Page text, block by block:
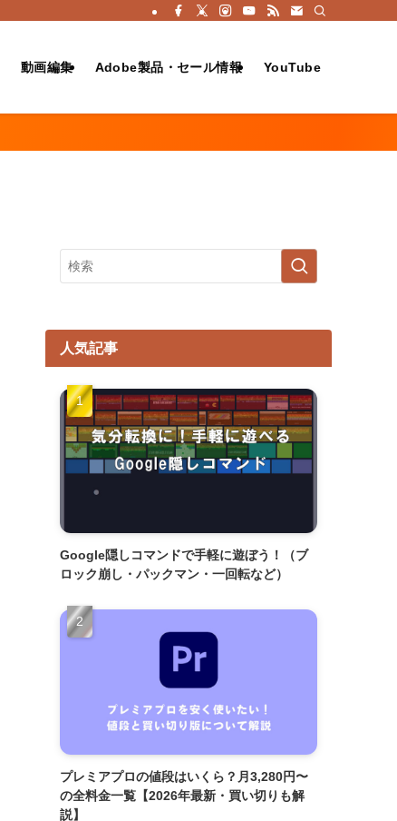
動画編集 Adobe製品・セール情報 YouTube
人気記事
Google隠しコマンドで手軽に遊ぼう！（ブ
ロック崩し・パックマン・一回転など）
プレミアプロの値段はいくら？月3,280円〜
の全料金一覧【2026年最新・買い切りも解
説】